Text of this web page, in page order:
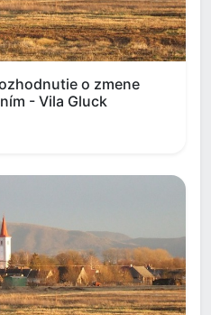
o zmene
- Vila Gluck